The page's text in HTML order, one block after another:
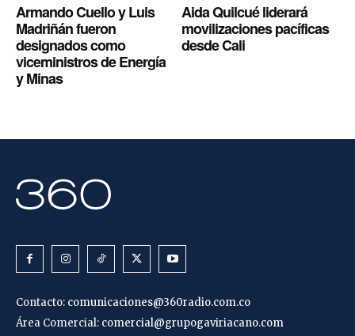
Armando Cuello y Luis
Madriñán fueron
designados como
viceministros de Energía
y Minas
Aida Quilcué liderará
movilizaciones pacíficas
desde Cali
Contacto: comunicaciones@360radio.com.co
Área Comercial: comercial@grupogaviriacano.com